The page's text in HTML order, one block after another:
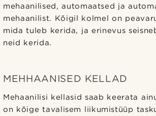
mehaanilised, automaatsed ja
mehaanilist. Kõigil kolmel on
mida tuleb kerida, ja erinevus
neid kerida.
MEHHAANISED KELLAD
Mehaanilisi kellasid saab keerata
on kõige tavalisem liikumistüüp